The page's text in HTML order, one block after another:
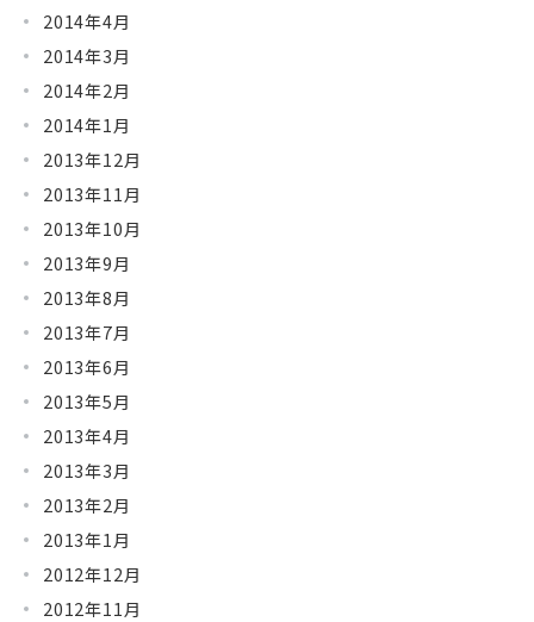
2014年4月
2014年3月
2014年2月
2014年1月
2013年12月
2013年11月
2013年10月
2013年9月
2013年8月
2013年7月
2013年6月
2013年5月
2013年4月
2013年3月
2013年2月
2013年1月
2012年12月
2012年11月